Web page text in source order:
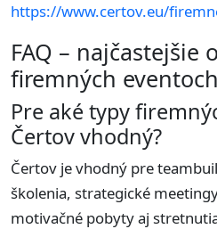
https://www.certov.eu/
FAQ – najčastejšie
firemných
Pre aké typy
Čertov vhodný?
Čertov je vhodný pre
školenia, strategické
motivačné pobyty aj